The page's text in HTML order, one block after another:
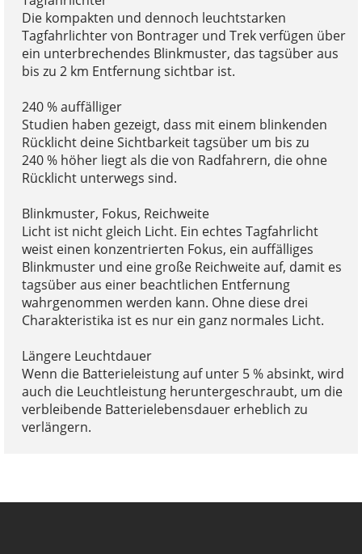
Die kompakten und dennoch leuchtstarken
Tagfahrlichter von Bontrager und Trek verfügen über
ein unterbrechendes Blinkmuster, das tagsüber aus
bis zu 2 km Entfernung sichtbar ist.
240 % auffälliger
Studien haben gezeigt, dass mit einem blinkenden
Rücklicht deine Sichtbarkeit tagsüber um bis zu
240 % höher liegt als die von Radfahrern, die ohne
Rücklicht unterwegs sind.
Blinkmuster, Fokus, Reichweite
Licht ist nicht gleich Licht. Ein echtes Tagfahrlicht
weist einen konzentrierten Fokus, ein auffälliges
Blinkmuster und eine große Reichweite auf, damit es
tagsüber aus einer beachtlichen Entfernung
wahrgenommen werden kann. Ohne diese drei
Charakteristika ist es nur ein ganz normales Licht.
Längere Leuchtdauer
Wenn die Batterieleistung auf unter 5 % absinkt, wird
auch die Leuchtleistung heruntergeschraubt, um die
verbleibende Batterielebensdauer erheblich zu
verlängern.